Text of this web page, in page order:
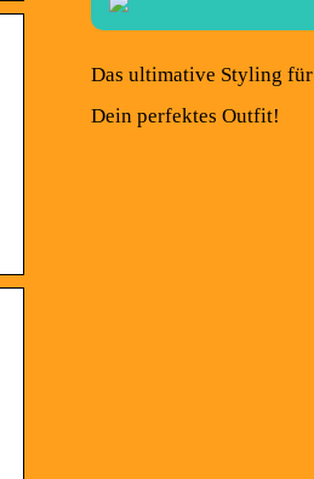
Das ultimative Styling für
Dein perfektes Outfit!